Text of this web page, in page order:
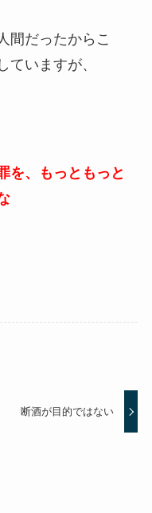
間だったからこ
ていますが、
を、もっともっと
断酒が目的ではない